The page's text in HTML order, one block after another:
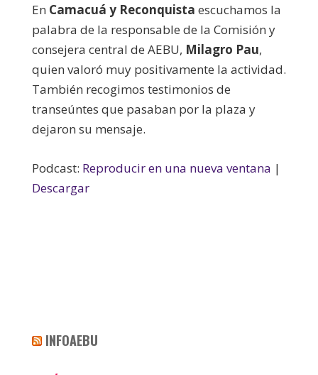
En Camacuá y Reconquista escuchamos la
palabra de la responsable de la Comisión y
consejera central de AEBU, Milagro Pau,
quien valoró muy positivamente la actividad.
También recogimos testimonios de
transeúntes que pasaban por la plaza y
dejaron su mensaje.
Podcast: Reproducir en una nueva ventana |
Descargar
INFOAEBU